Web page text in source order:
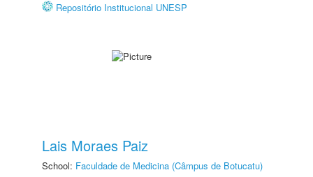
Repositório Institucional UNESP
Lais Moraes Paiz
School: Faculdade de Medicina (Câmpus de Botucatu)